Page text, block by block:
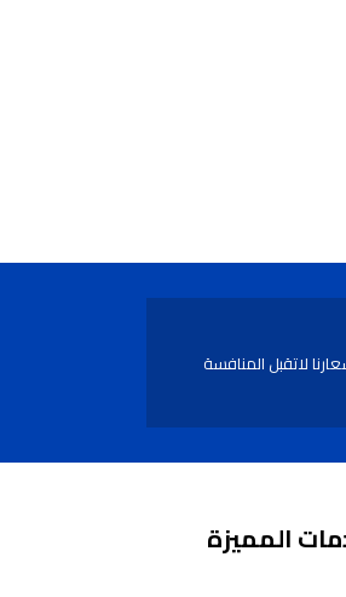
لاتقبل المنافسة
المميزة